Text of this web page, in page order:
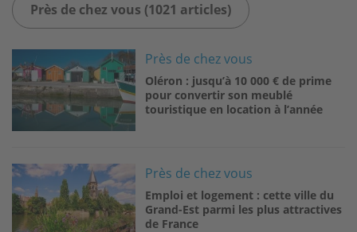
Près de chez vous (1021 articles)
Près de chez vous
Oléron : jusqu’à 10 000 € de prime
pour convertir son meublé
touristique en location à l’année
Image Près de chez vous
Emploi et logement : cette ville du
Grand-Est parmi les plus attractives
de France